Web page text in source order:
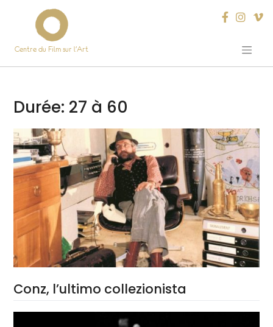
Centre du Film sur l’Art
Durée: 27 à 60
Conz, l’ultimo collezionista